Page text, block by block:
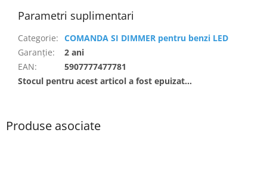
Produse asociate
Parametri suplimentari
Categorie: COMANDA SI DIMMER pentru benzi LED
Garanţie:
2 ani
EAN:
5907777477781
Stocul pentru acest articol a fost epuizat…